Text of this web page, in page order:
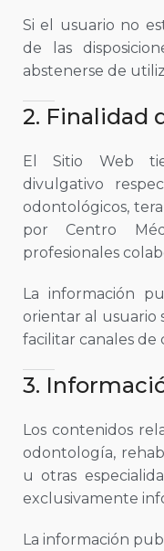
Si el usuario no
de las
abstenerse de
2. Finalidad
El Sitio Web
divulgativo
odontológicos,
por Centro
profesionales
La información
orientar al usuario
facilitar canales
3.
Los contenidos
odontología,
u otras
exclusivamente
La información